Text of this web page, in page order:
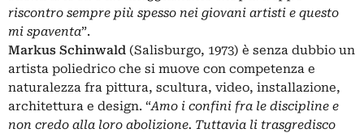
riscontro sempre più spesso nei giovani artisti e questo
mi spaventa”.
Markus Schinwald (Salisburgo, 1973) è senza dubbio un
artista poliedrico che si muove con competenza e
naturalezza fra pittura, scultura, video, installazione,
architettura e design. “Amo i confini fra le discipline e
non credo alla loro abolizione. Tuttavia li trasgredisco